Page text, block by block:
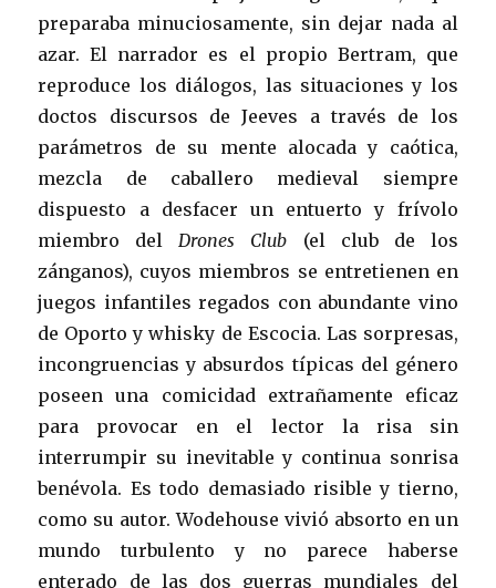
preparaba minuciosamente, sin dejar nada al
azar. El narrador es el propio Bertram, que
reproduce los diálogos, las situaciones y los
doctos discursos de Jeeves a través de los
parámetros de su mente alocada y caótica,
mezcla de caballero medieval siempre
dispuesto a desfacer un entuerto y frívolo
miembro del Drones Club (el club de los
zánganos), cuyos miembros se entretienen en
juegos infantiles regados con abundante vino
de Oporto y whisky de Escocia. Las sorpresas,
incongruencias y absurdos típicas del género
poseen una comicidad extrañamente eficaz
para provocar en el lector la risa sin
interrumpir su inevitable y continua sonrisa
benévola. Es todo demasiado risible y tierno,
como su autor. Wodehouse vivió absorto en un
mundo turbulento y no parece haberse
enterado de las dos guerras mundiales del